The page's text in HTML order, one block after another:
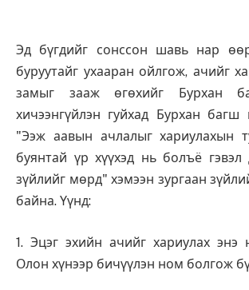
Эд бүгдийг сонссон шавь нар
буруутайг ухааран ойлгож, ачийг
замыг зааж өгөхийг Бурхан
хичээнгүйлэн гуйхад Бурхан
"Ээж аавын ачлалыг хариулахын
буянтай үр хүүхэд нь болъё гэвэл
зүйлийг мөрд" хэмээн зургаан
байна. Үүнд:
1. Эцэг эхийн ачийг хариулах энэ
Олон хүнээр бичүүлэн ном болгож